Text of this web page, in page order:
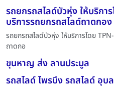
รถยกรถสไลด์บัวหุ่ง ให้บริกา
บริการรถยกรถสไลด์ถาดกอง
รถยกรถสไลด์บัวหุ่ง ให้บริการโดย
ถาดกอ
ขุนหาญ ส่ง ลานประมูล
รถสไลด์ ไพรบึง รถสไลด์ อุบล